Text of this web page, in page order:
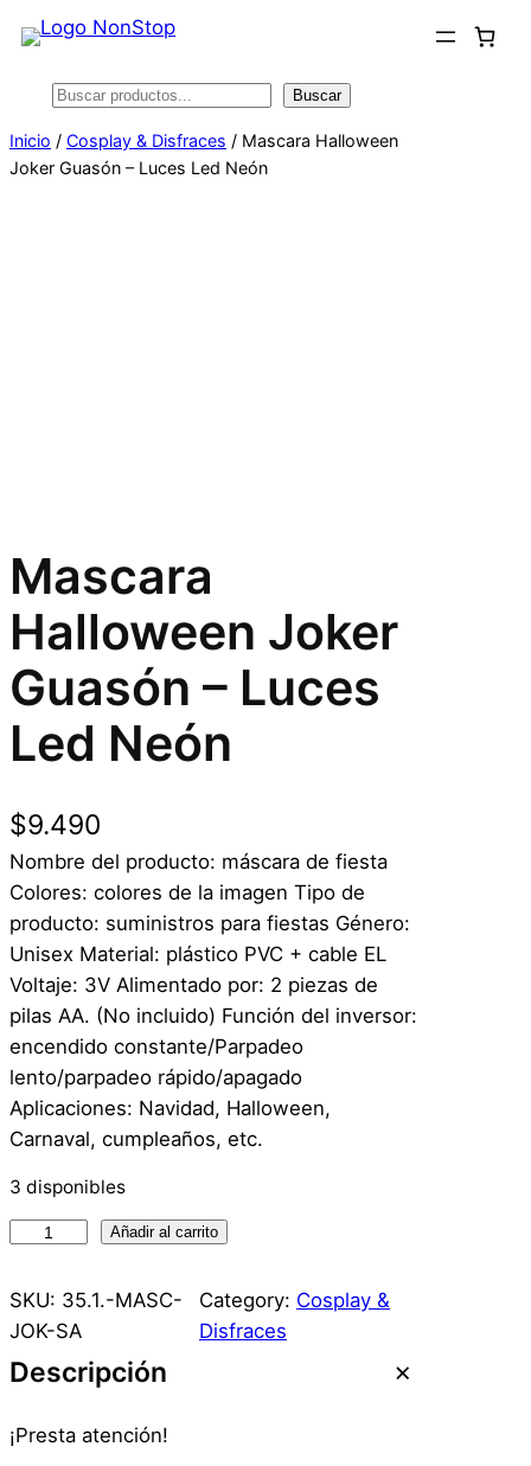
Saltar
contenido
Buscar Buscar
Inicio / Cosplay & Disfraces / Mascara Halloween
Joker Guasón – Luces Led Neón
Mascara
Halloween Joker
Guasón – Luces
Led Neón
$9.490
Nombre del producto: máscara de fiesta
Colores: colores de la imagen Tipo de
producto: suministros para fiestas Género:
Unisex Material: plástico PVC + cable EL
Voltaje: 3V Alimentado por: 2 piezas de
pilas AA. (No incluido) Función del inversor:
encendido constante/Parpadeo
lento/parpadeo rápido/apagado
Aplicaciones: Navidad, Halloween,
Carnaval, cumpleaños, etc.
3 disponibles
s
c
a
r
H
Añadir al carrito
SKU: 35.1.-MASC-
JOK-SA
Category: Cosplay &
Disfraces
Descripción
¡Presta atención!